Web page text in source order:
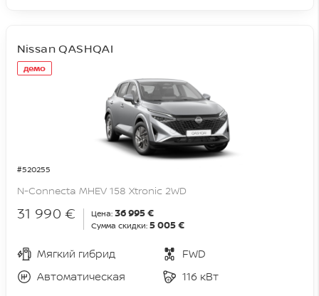
демо
#520255
Nissan QASHQAI
N-Connecta MHEV 158 Xtronic 2WD
31 990 € Цена: 36 995 €
Сумма скидки: 5 005 €
Мягкий гибрид
FWD
Автоматическая
116 кВт